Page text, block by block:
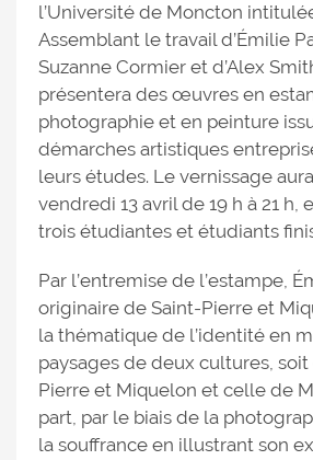
l’Université de Moncton
Assemblant le travail d’Émilie
Suzanne Cormier et d’Alex
présentera des œuvres en
photographie et en peinture
démarches artistiques
leurs études. Le vernissage
vendredi 13 avril de 19 h à 21 h,
trois étudiantes et étudiants
Par l’entremise de l’estampe,
originaire de Saint-Pierre et
la thématique de l’identité en
paysages de deux cultures,
Pierre et Miquelon et celle de
part, par le biais de la
la souffrance en illustrant son